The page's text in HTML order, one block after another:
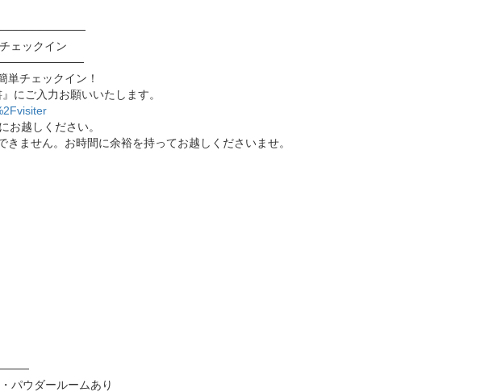
ェックイン
単チェックイン！
にご入力お願いいたします。
越しください。
ません。お時間に余裕を持ってお越しくださいませ。
パウダールームあり